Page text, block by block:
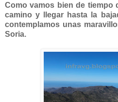
Como vamos bien de tiempo
camino y llegar hasta la
contemplamos unas
Soria.